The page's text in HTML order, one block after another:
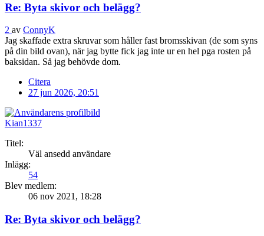
Re: Byta skivor och belägg?
2 av ConnyK
Jag skaffade extra skruvar som håller fast bromsskivan (de som syns
på din bild ovan), när jag bytte fick jag inte ur en hel pga rosten på
baksidan. Så jag behövde dom.
Citera
27 jun 2026, 20:51
Kian1337
Titel:
Väl ansedd användare
Inlägg:
54
Blev medlem:
06 nov 2021, 18:28
Re: Byta skivor och belägg?